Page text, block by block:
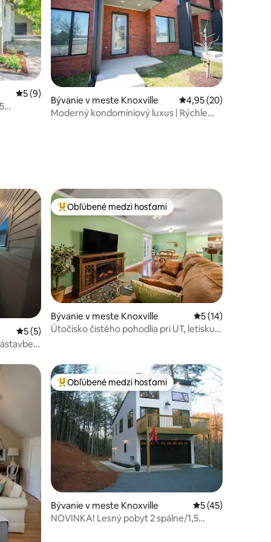
387
Priemerné ohodnotenie 5 z 5, počet hodnotení: 9
5 (9)
Bývanie v meste Knoxville Priemerné
4,95 (20)
Moderný kondomíniový luxus | Rýchle
28
Priemerné ohodnotenie 5 z 5, počet hodnotení: 5
5 (5)
v
Najobľúbenejšie medzi hosťami
Obľúbené medzi hosťami
Bývanie v meste Knoxville Priemerné
5 (14)
Útočisko čistého pohodlia pri UT, letisku a
41
Najobľúbenejšie medzi hosťami
Obľúbené medzi hosťami
Bývanie v meste Knoxville Priemerné
5 (45)
NOVINKA! Lesný pobyt 2 spálne/1,5